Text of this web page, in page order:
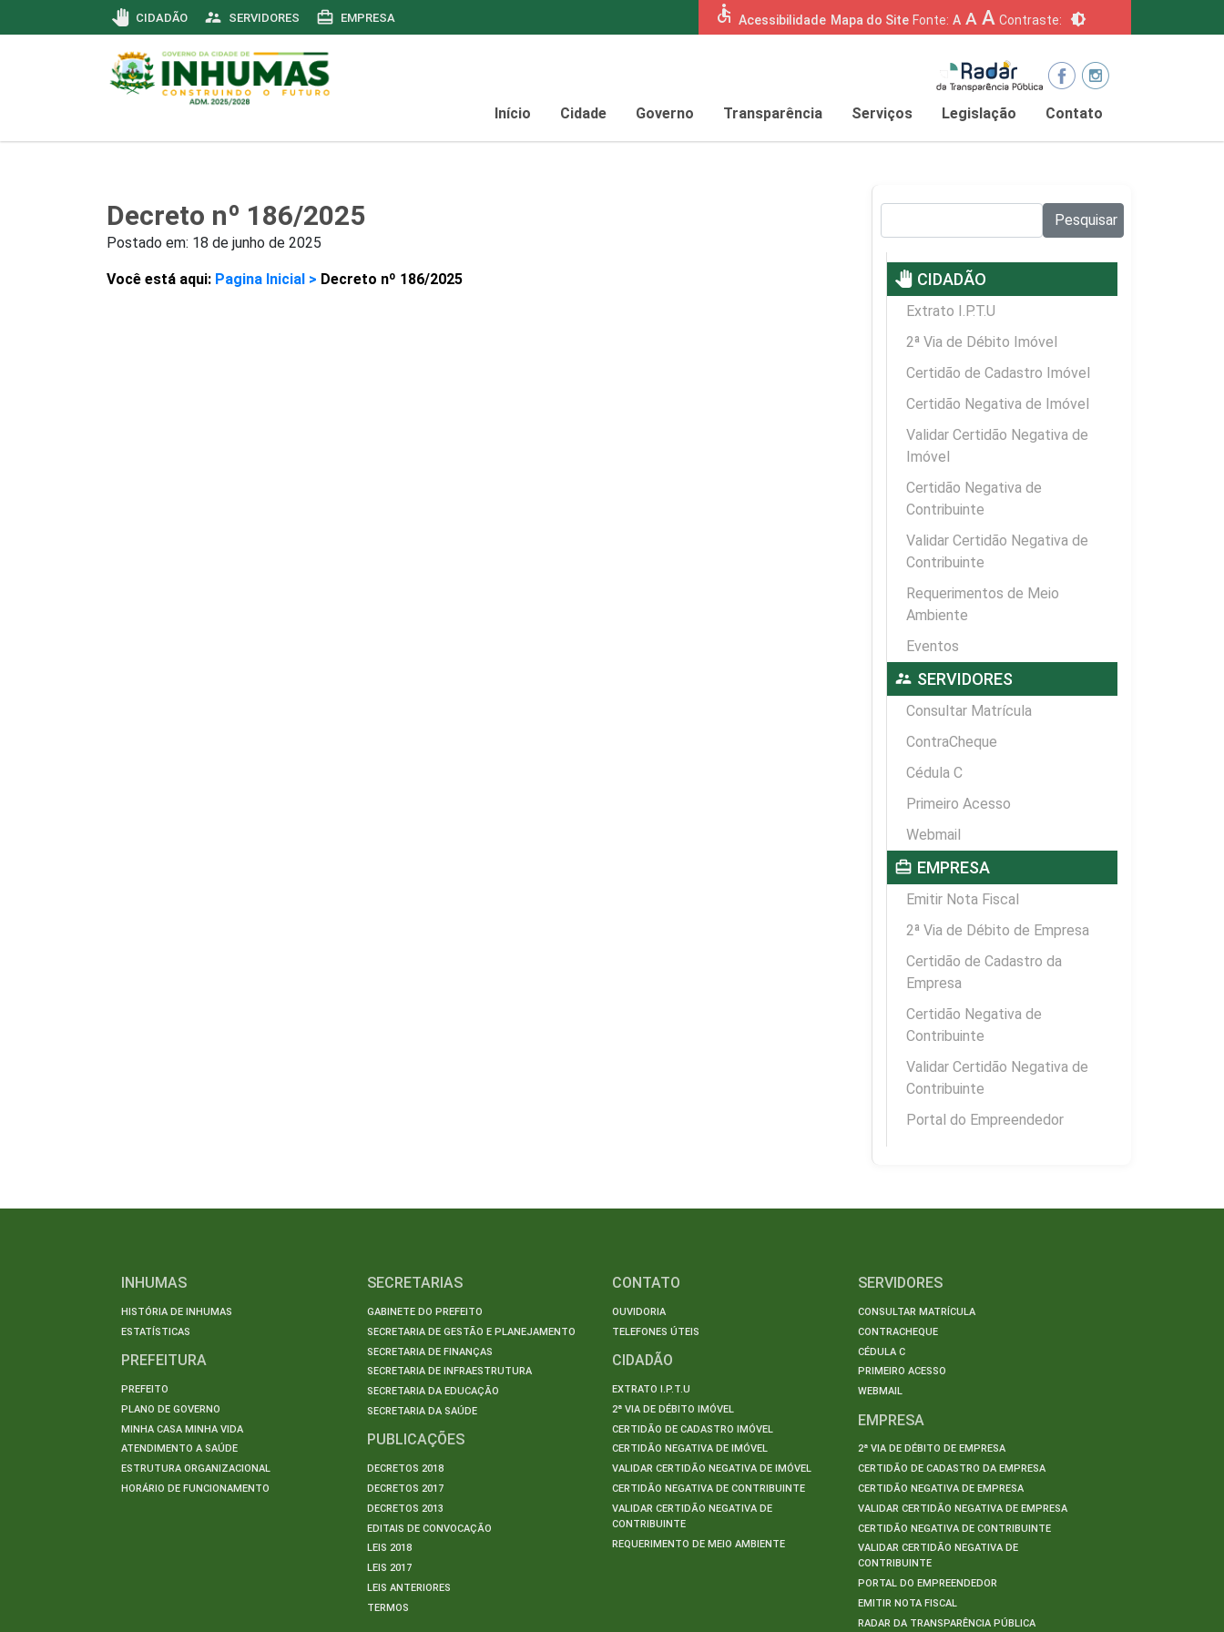
pan_tool CIDADÃO supervisor_account SERVIDORES card_travel EMPRESA accessible Acessibilidade Mapa do Site Fonte: A A A Contraste: brightness_6
Início Cidade Governo Transparência Serviços Legislação Contato
Decreto nº 186/2025
Postado em: 18 de junho de 2025
Você está aqui: Pagina Inicial > Decreto nº 186/2025
Pesquisar
pan_tool CIDADÃO
Extrato I.P.T.U
2ª Via de Débito Imóvel
Certidão de Cadastro Imóvel
Certidão Negativa de Imóvel
Validar Certidão Negativa de
Imóvel
Certidão Negativa de
Contribuinte
Validar Certidão Negativa de
Contribuinte
Requerimentos de Meio
Ambiente
Eventos
supervisor_account SERVIDORES
Consultar Matrícula
ContraCheque
Cédula C
Primeiro Acesso
Webmail
card_travel EMPRESA
Emitir Nota Fiscal
2ª Via de Débito de Empresa
Certidão de Cadastro da
Empresa
Certidão Negativa de
Contribuinte
Validar Certidão Negativa de
Contribuinte
Portal do Empreendedor
INHUMAS
HISTÓRIA DE INHUMAS
ESTATÍSTICAS
PREFEITURA
PREFEITO
PLANO DE GOVERNO
MINHA CASA MINHA VIDA
ATENDIMENTO A SAÚDE
ESTRUTURA ORGANIZACIONAL
HORÁRIO DE FUNCIONAMENTO
SECRETARIAS
GABINETE DO PREFEITO
SECRETARIA DE GESTÃO E PLANEJAMENTO
SECRETARIA DE FINANÇAS
SECRETARIA DE INFRAESTRUTURA
SECRETARIA DA EDUCAÇÃO
SECRETARIA DA SAÚDE
PUBLICAÇÕES
DECRETOS 2018
DECRETOS 2017
DECRETOS 2013
EDITAIS DE CONVOCAÇÃO
LEIS 2018
LEIS 2017
LEIS ANTERIORES
TERMOS
CONTATO
OUVIDORIA
TELEFONES ÚTEIS
CIDADÃO
EXTRATO I.P.T.U
2ª VIA DE DÉBITO IMÓVEL
CERTIDÃO DE CADASTRO IMÓVEL
CERTIDÃO NEGATIVA DE IMÓVEL
VALIDAR CERTIDÃO NEGATIVA DE IMÓVEL
CERTIDÃO NEGATIVA DE CONTRIBUINTE
VALIDAR CERTIDÃO NEGATIVA DE
CONTRIBUINTE
REQUERIMENTO DE MEIO AMBIENTE
SERVIDORES
CONSULTAR MATRÍCULA
CONTRACHEQUE
CÉDULA C
PRIMEIRO ACESSO
WEBMAIL
EMPRESA
2ª VIA DE DÉBITO DE EMPRESA
CERTIDÃO DE CADASTRO DA EMPRESA
CERTIDÃO NEGATIVA DE EMPRESA
VALIDAR CERTIDÃO NEGATIVA DE EMPRESA
CERTIDÃO NEGATIVA DE CONTRIBUINTE
VALIDAR CERTIDÃO NEGATIVA DE
CONTRIBUINTE
PORTAL DO EMPREENDEDOR
EMITIR NOTA FISCAL
RADAR DA TRANSPARÊNCIA PÚBLICA